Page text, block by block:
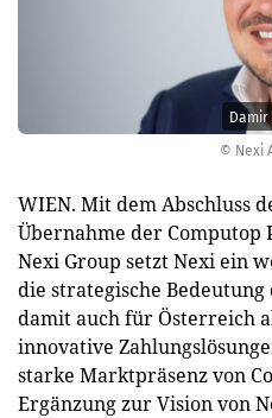
© Nexi
Damir
WIEN. Mit dem Abschluss
Übernahme der Computop
Nexi Group setzt Nexi ein
die strategische Bedeutung
damit auch für Österreich
innovative
starke Marktpräsenz von
Ergänzung zur Vision von